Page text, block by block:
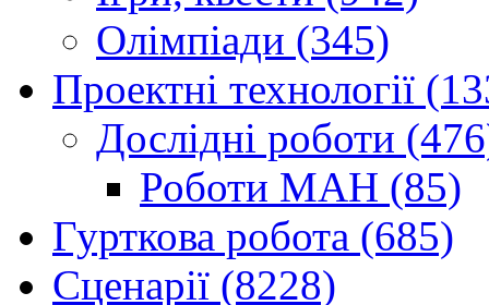
Олімпіади (345)
Проектні технології
Дослідні роботи
Роботи МАН (85)
Гурткова робота (685)
Сценарії (8228)